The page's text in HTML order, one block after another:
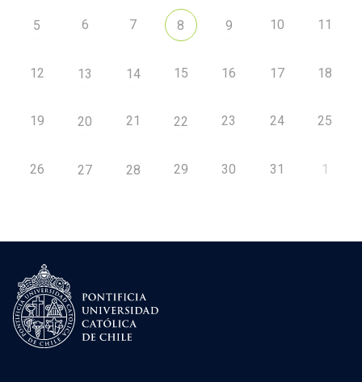
5 6 7 8 9 10 11
12 13 14 15 16 17 18
19 20 21 22 23 24 25
26 27 28 29 30 31 1